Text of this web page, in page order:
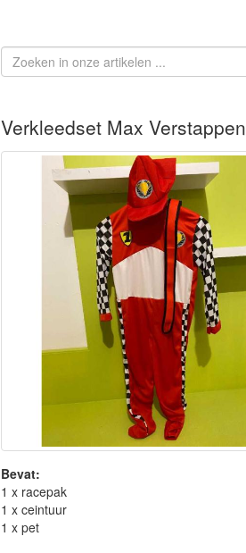
Verkleedset Max Verstappen
Bevat:
1 x racepak
1 x ceintuur
1 x pet